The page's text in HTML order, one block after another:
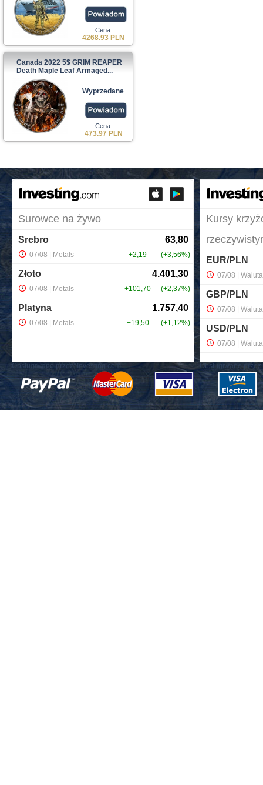
Cena:
4268.93 PLN
Canada 2022 5$ GRIM REAPER
Death Maple Leaf Armaged...
Wyprzedane
Cena:
473.97 PLN
Obsługiwane przez: Investing.com Obsługiwane